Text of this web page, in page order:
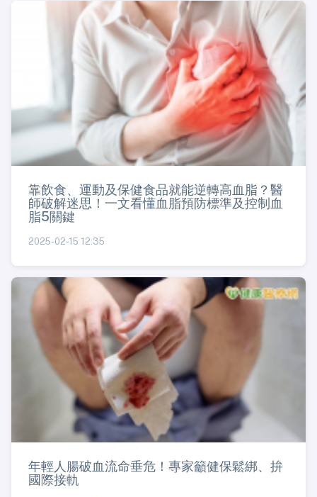
靠飲食、運動及保健食品就能逆轉高血脂？醫
師破解迷思！一文看懂血脂預防標準及控制血
脂5關鍵
2025-02-15 12:35
年輕人腸破血流命垂危！專家籲健保鬆綁、拚
國際接軌